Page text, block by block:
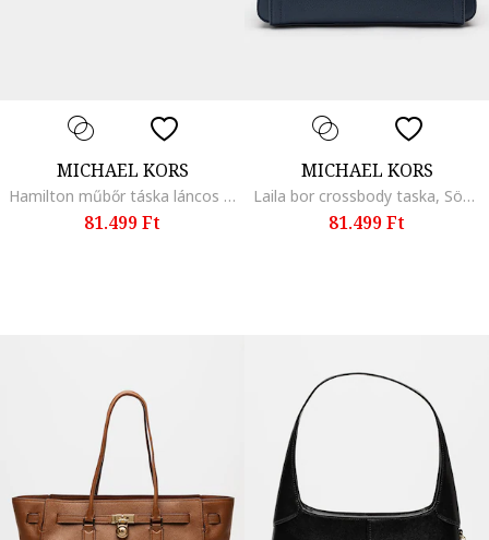
MICHAEL KORS
Hamilton műbőr táska láncos keresztpánttal, Fehér
81.499 Ft
MICHAEL KORS
Laila bor crossbody taska, Sötétkék, 18.4 x 25.4 x 12
81.499 Ft